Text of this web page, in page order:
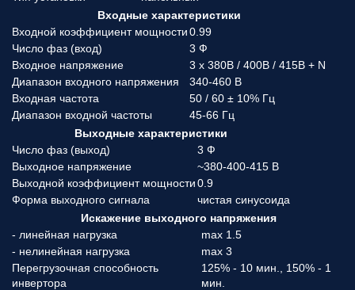
Входные характеристики
Входной коэффициент мощности0.99
Число фаз (вход)
3 Ф
Входное напряжение
3 x 380В / 400В / 415В + N
Диапазон входного напряжения
340-460 В
Входная частота
50 / 60 ± 10% Гц
Диапазон входной частоты
45-66 Гц
Выходные характеристики
Число фаз (выход)
3 Ф
Выходное напряжение
~380-400-415 В
Выходной коэффициент мощности0.9
Форма выходного сигнала
чистая синусоида
Искажение выходного напряжения
- линейная нагрузка
max 1.5
- нелинейная нагрузка
max 3
Перегрузочная способность
инвертора
125% - 10 мин., 150% - 1
мин.